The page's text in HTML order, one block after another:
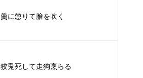
羹に懲りて膾を吹く
狡兎死して走狗烹らる